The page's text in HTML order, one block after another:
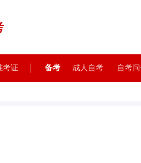
考证 备考 成人自考 自考